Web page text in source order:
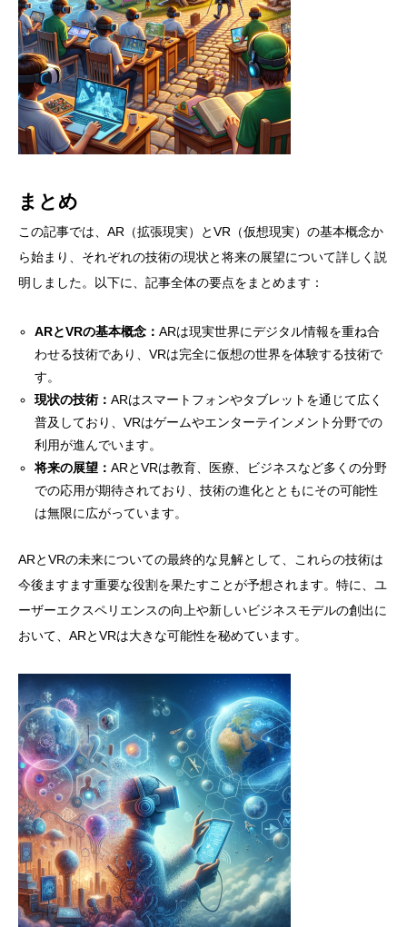
まとめ
この記事では、AR（拡張現実）とVR（仮想現実）の基本概念か
ら始まり、それぞれの技術の現状と将来の展望について詳しく説
明しました。以下に、記事全体の要点をまとめます：
ARとVRの基本概念：ARは現実世界にデジタル情報を重ね合
わせる技術であり、VRは完全に仮想の世界を体験する技術で
す。
現状の技術：ARはスマートフォンやタブレットを通じて広く
普及しており、VRはゲームやエンターテインメント分野での
利用が進んでいます。
将来の展望：ARとVRは教育、医療、ビジネスなど多くの分野
での応用が期待されており、技術の進化とともにその可能性
は無限に広がっています。
ARとVRの未来についての最終的な見解として、これらの技術は
今後ますます重要な役割を果たすことが予想されます。特に、ユ
ーザーエクスペリエンスの向上や新しいビジネスモデルの創出に
おいて、ARとVRは大きな可能性を秘めています。